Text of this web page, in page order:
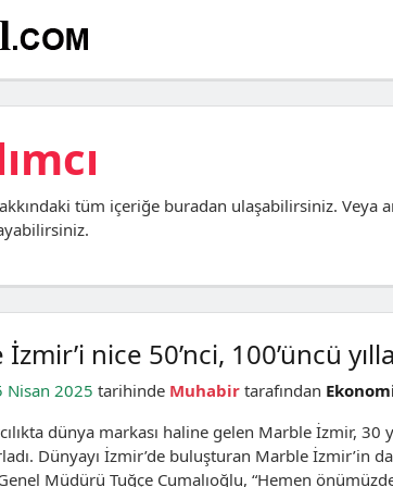
tüm içeriğe buradan ulaşabilirsiniz. Veya
nice 50’nci, 100’üncü
Nisan 2025 tarihinde Muhabir tarafından
dünya markası haline gelen Marble İzmir,
Dünyayı İzmir’de buluşturan Marble İzmir’in
Müdürü Tuğçe Cumalıoğlu, “Hemen